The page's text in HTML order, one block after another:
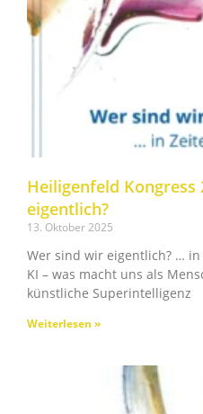
Heiligenfeld Kongress
eigentlich?
13. Oktober 2025
Wer sind wir eigentlich? …
KI – was macht uns als
künstliche Superintelligenz
Weiterlesen »